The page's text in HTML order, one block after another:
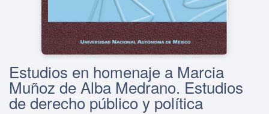
Estudios en homenaje a Marcia
Muñoz de Alba Medrano. Estudios
de derecho público y política